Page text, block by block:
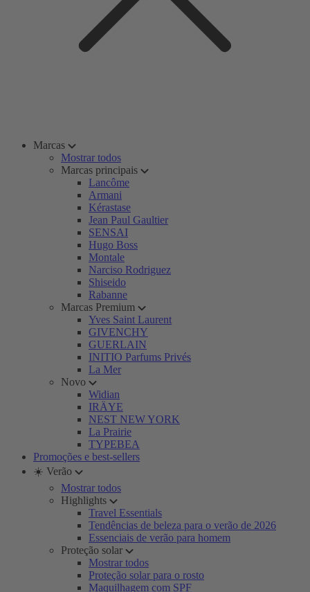
Marcas
Mostrar todos
Marcas principais
Lancôme
Armani
Kérastase
Jean Paul Gaultier
SENSAI
Hugo Boss
Montale
Narciso Rodriguez
Shiseido
Rabanne
Marcas Premium
Yves Saint Laurent
GIVENCHY
GUERLAIN
INITIO Parfums Privés
La Mer
Novo
Widian
IRÄYE
NEST NEW YORK
La Prairie
TYPEBEA
Promoções e best-sellers
☀️ Verão
Mostrar todos
Highlights
Travel Essentials
Tendências de beleza para o verão de 2026
Essenciais de verão para homem
Proteção solar
Mostrar todos
Proteção solar para o rosto
Maquilhagem com SPF